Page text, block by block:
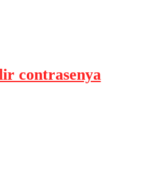
contrasenya